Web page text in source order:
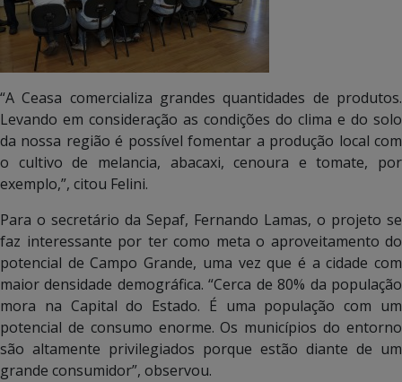
“A Ceasa comercializa grandes quantidades de produtos.
Levando em consideração as condições do clima e do solo
da nossa região é possível fomentar a produção local com
o cultivo de melancia, abacaxi, cenoura e tomate, por
exemplo,”, citou Felini.
Para o secretário da Sepaf, Fernando Lamas, o projeto se
faz interessante por ter como meta o aproveitamento do
potencial de Campo Grande, uma vez que é a cidade com
maior densidade demográfica. “Cerca de 80% da população
mora na Capital do Estado. É uma população com um
potencial de consumo enorme. Os municípios do entorno
são altamente privilegiados porque estão diante de um
grande consumidor”, observou.